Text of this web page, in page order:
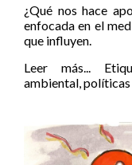
¿Qué nos hace
enfocada en el
que influyen.
Leer más...
ambiental,